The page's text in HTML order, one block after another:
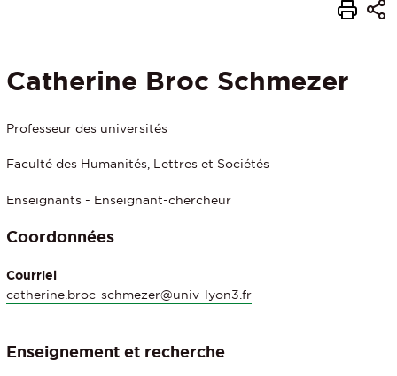
Catherine Broc Schmezer
Professeur des universités
Faculté des Humanités, Lettres et Sociétés
Enseignants - Enseignant-chercheur
Coordonnées
Courriel
catherine.broc-schmezer@univ-lyon3.fr
Enseignement et recherche